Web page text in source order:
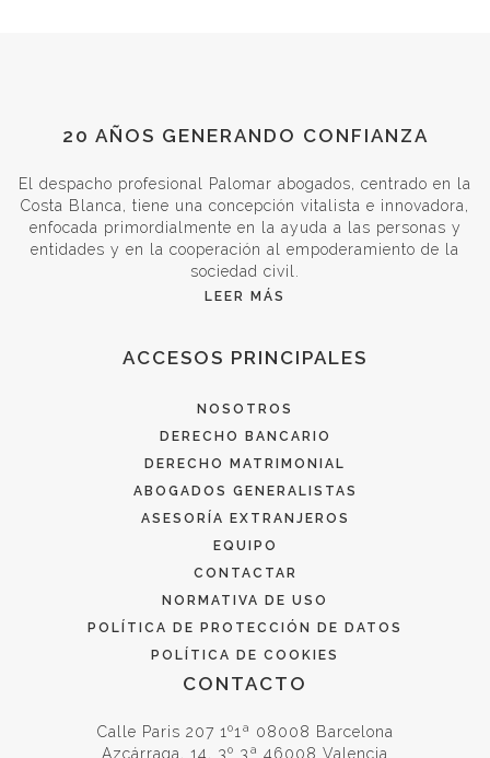
20 AÑOS GENERANDO CONFIANZA
El despacho profesional Palomar abogados, centrado en la
Costa Blanca, tiene una concepción vitalista e innovadora,
enfocada primordialmente en la ayuda a las personas y
entidades y en la cooperación al empoderamiento de la
sociedad civil.
LEER MÁS
ACCESOS PRINCIPALES
NOSOTROS
DERECHO BANCARIO
DERECHO MATRIMONIAL
ABOGADOS GENERALISTAS
ASESORÍA EXTRANJEROS
EQUIPO
CONTACTAR
NORMATIVA DE USO
POLÍTICA DE PROTECCIÓN DE DATOS
POLÍTICA DE COOKIES
CONTACTO
Calle Paris 207 1º1ª 08008 Barcelona
Azcárraga, 14, 3º 3ª 46008 Valencia